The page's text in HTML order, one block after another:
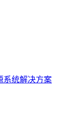
系统解决方案